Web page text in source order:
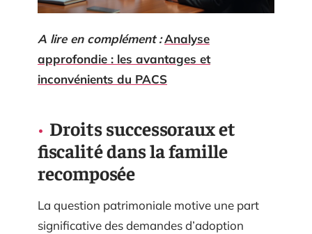
A lire en complément :Analyse
approfondie : les avantages et
inconvénients du PACS
Droits successoraux et
fiscalité dans la famille
recomposée
La question patrimoniale motive une part
significative des demandes d’adoption